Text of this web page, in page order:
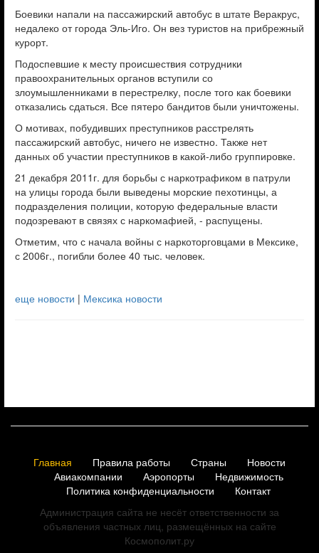
Боевики напали на пассажирский автобус в штате Веракрус,
недалеко от города Эль-Иго. Он вез туристов на прибрежный
курорт.
Подоспевшие к месту происшествия сотрудники
правоохранительных органов вступили со
злоумышленниками в перестрелку, после того как боевики
отказались сдаться. Все пятеро бандитов были уничтожены.
О мотивах, побудивших преступников расстрелять
пассажирский автобус, ничего не известно. Также нет
данных об участии преступников в какой-либо группировке.
21 декабря 2011г. для борьбы с наркотрафиком в патрули
на улицы города были выведены морские пехотинцы, а
подразделения полиции, которую федеральные власти
подозревают в связях с наркомафией, - распущены.
Отметим, что с начала войны с наркоторговцами в Мексике,
с 2006г., погибли более 40 тыс. человек.
еще новости | Мексика новости
Главная Правила работы Страны
Новости
Авиакомпании
Аэропорты
Недвижимость
Политика конфиденциальности
Контакт
Администрация сайта не несёт ответственности за
объявления частных лиц, размещённых на сайте
Космополит.ру